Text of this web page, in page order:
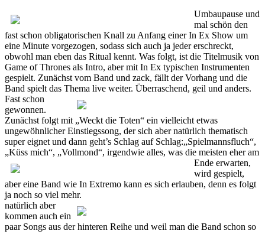
Umbaupause und
mal schön den
fast schon obligatorischen Knall zu Anfang einer In Ex Show um
eine Minute vorgezogen, sodass sich auch ja jeder erschreckt,
obwohl man eben das Ritual kennt. Was folgt, ist die Titelmusik von
Game of Thrones als Intro, aber mit In Ex typischen Instrumenten
gespielt. Zunächst vom Band und zack, fällt der Vorhang und die
Band spielt das Thema live weiter. Überraschend, geil und anders.
Fast schon
gewonnen.
Zunächst folgt mit „Weckt die Toten“ ein vielleicht etwas
ungewöhnlicher Einstiegssong, der sich aber natürlich thematisch
super eignet und dann geht’s Schlag auf Schlag:„Spielmannsfluch“,
„Küss mich“, „Vollmond“, irgendwie alles, was die meisten eher am
Ende erwarten,
wird gespielt,
aber eine Band wie In Extremo kann es sich erlauben, denn es folgt
ja noch so viel mehr.
natürlich aber
kommen auch ein
paar Songs aus der hinteren Reihe und weil man die Band schon so